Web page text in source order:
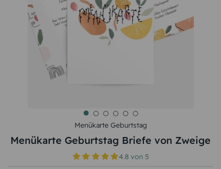
Menükarte Geburtstag
Menükarte Geburtstag Briefe von Zweige
4.8 von5